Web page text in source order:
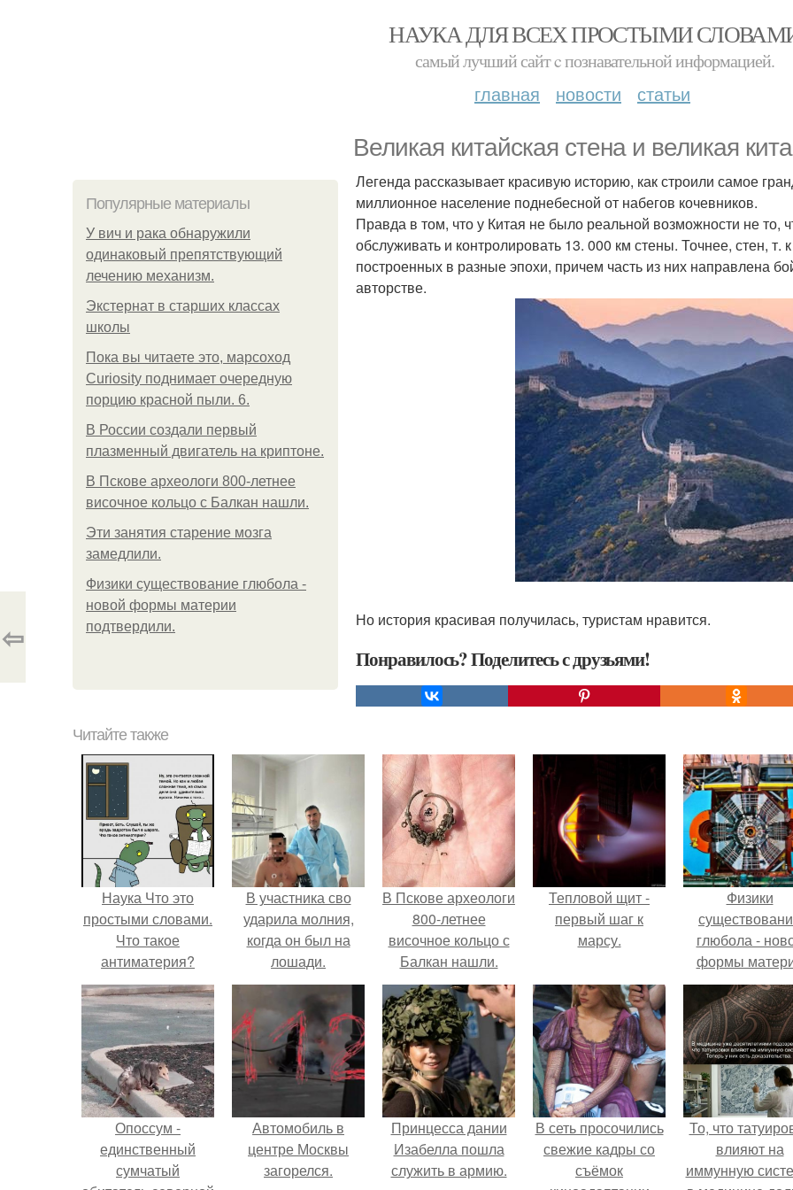
НАУКА ДЛЯ ВСЕХ ПРОСТЫМИ
самый лучший сайт c познавательной информацией.
главная новости статьи
Великая китайская стена и великая
Популярные материалы
У вич и рака обнаружили
одинаковый препятствующий
лечению механизм.
Экстернат в старших классах
школы
Пока вы читаете это, марсоход
Curiosity поднимает очередную
порцию красной пыли. 6.
В России создали первый
плазменный двигатель на криптоне.
В Пскове археологи 800-летнее
височное кольцо с Балкан нашли.
Эти занятия старение мозга
замедлили.
Физики существование глюбола -
новой формы материи
подтвердили.
Легенда рассказывает красивую историю, как строили самое
миллионное население поднебесной от набегов кочевников.
Правда в том, что у Китая не было реальной возможности не то,
обслуживать и контролировать 13. 000 км стены. Точнее, стен,
построенных в разные эпохи, причем часть из них направлена
авторстве.
Но история красивая получилась, туристам нравится.
Понравилось? Поделитесь с друзьями!
⇦
Читайте также
Наука Что это
простыми словами.
Что такое
антиматерия?
В участника сво
ударила молния,
когда он был на
лошади.
В Пскове археологи
800-летнее
височное кольцо с
Балкан нашли.
Тепловой щит -
первый шаг к
марсу.
Физики
глюбола -
формы
Опоссум -
единственный
сумчатый
Автомобиль в
центре Москвы
загорелся.
Принцесса дании
Изабелла пошла
служить в армию.
В сеть просочились
свежие кадры со
съёмок
То, что
влияют на
иммунную